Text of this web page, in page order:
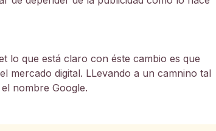
lo que está claro con éste cambio es que
mercado digital. LLevando a un camnino tal
nombre Google.